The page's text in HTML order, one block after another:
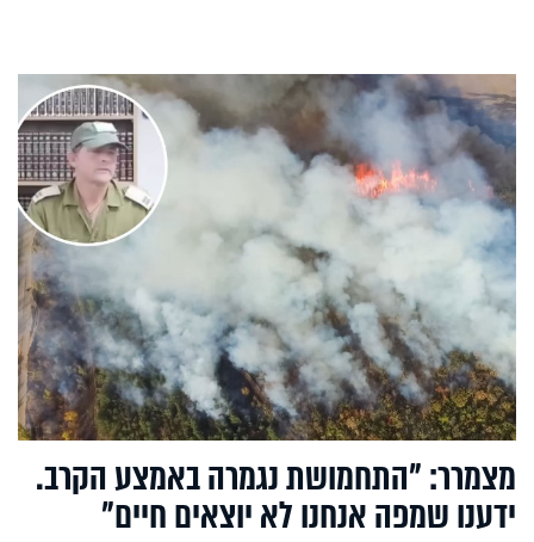
מצמרר: "התחמושת נגמרה באמצע הקרב.
ידענו שמפה אנחנו לא יוצאים חיים"